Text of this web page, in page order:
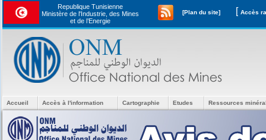
Republique Tunisienne
Ministère de l'Industrie, des Mines
et de l’Energie
[Plan du site] [
Accueil Accès à l'information Cartographie Etudes Ressources